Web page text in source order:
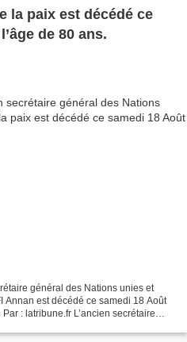
la paix est décédé ce
de 80 ans.
général des Nations unies et
Annan est décédé ce samedi 18 Août
: latribune.fr L’ancien secrétaire